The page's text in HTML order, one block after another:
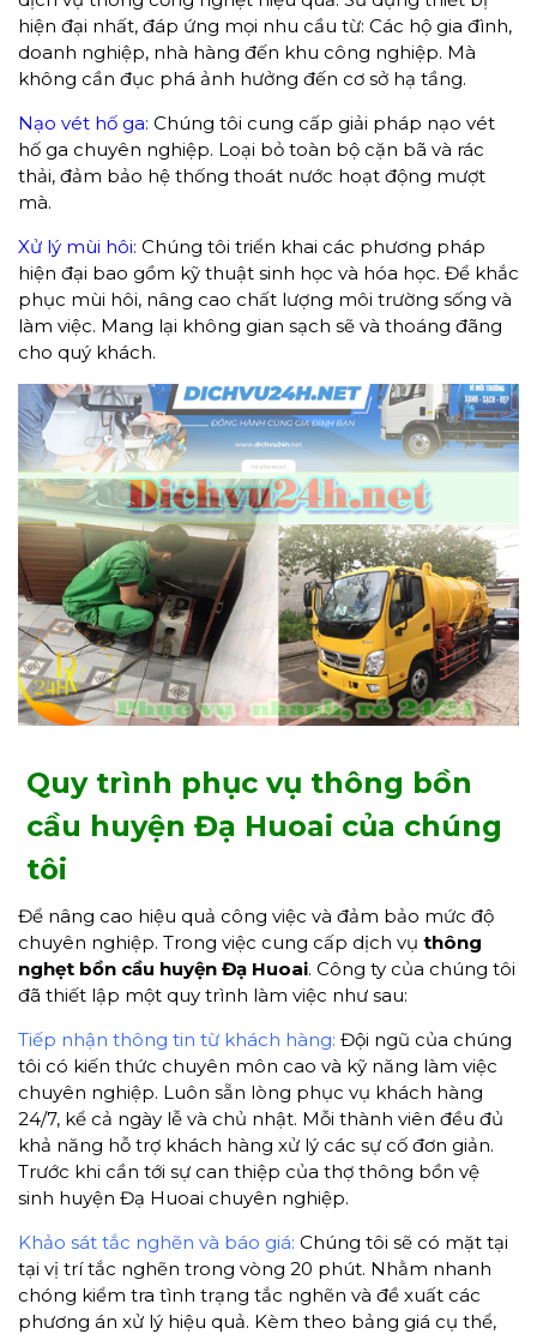
hiện đại nhất, đáp ứng mọi nhu cầu từ: Các hộ gia đình,
doanh nghiệp, nhà hàng đến khu công nghiệp. Mà
không cần đục phá ảnh hưởng đến cơ sở hạ tầng.
Nạo vét hố ga: Chúng tôi cung cấp giải pháp nạo vét
hố ga chuyên nghiệp. Loại bỏ toàn bộ cặn bã và rác
thải, đảm bảo hệ thống thoát nước hoạt động mượt
mà.
Xử lý mùi hôi: Chúng tôi triển khai các phương pháp
hiện đại bao gồm kỹ thuật sinh học và hóa học. Để khắc
phục mùi hôi, nâng cao chất lượng môi trường sống và
làm việc. Mang lại không gian sạch sẽ và thoáng đãng
cho quý khách.
Quy trình phục vụ thông bồn
cầu huyện Đạ Huoai của chúng
tôi
Để nâng cao hiệu quả công việc và đảm bảo mức độ
chuyên nghiệp. Trong việc cung cấp dịch vụ thông
nghẹt bồn cầu huyện Đạ Huoai. Công ty của chúng tôi
đã thiết lập một quy trình làm việc như sau:
Tiếp nhận thông tin từ khách hàng: Đội ngũ của chúng
tôi có kiến thức chuyên môn cao và kỹ năng làm việc
chuyên nghiệp. Luôn sẵn lòng phục vụ khách hàng
24/7, kể cả ngày lễ và chủ nhật. Mỗi thành viên đều đủ
khả năng hỗ trợ khách hàng xử lý các sự cố đơn giản.
Trước khi cần tới sự can thiệp của thợ thông bồn vệ
sinh huyện Đạ Huoai chuyên nghiệp.
Khảo sát tắc nghẽn và báo giá: Chúng tôi sẽ có mặt tại
tại vị trí tắc nghẽn trong vòng 20 phút. Nhằm nhanh
chóng kiểm tra tình trạng tắc nghẽn và đề xuất các
phương án xử lý hiệu quả. Kèm theo bảng giá cụ thể,